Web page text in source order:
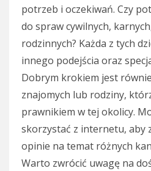
potrzeb i oczekiwań. Czy
do spraw cywilnych,
rodzinnych? Każda z tych
innego podejścia oraz
Dobrym krokiem jest
znajomych lub rodziny,
prawnikiem w tej okolicy.
skorzystać z internetu, aby
opinie na temat różnych
Warto zwrócić uwagę na